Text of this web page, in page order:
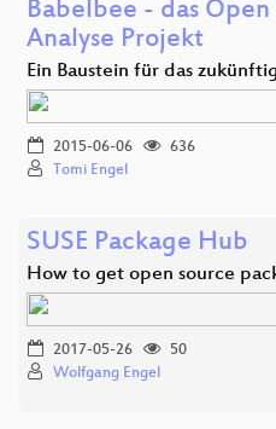
Babelbee - das
Analyse Projekt
Ein Baustein für das
2015-06-06
636
Tomi Engel
SUSE Package Hub
How to get open source
2017-05-26
50
Wolfgang Engel